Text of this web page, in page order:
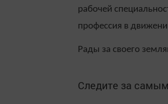
рабочей
профессия в
Рады за своего
Следите за